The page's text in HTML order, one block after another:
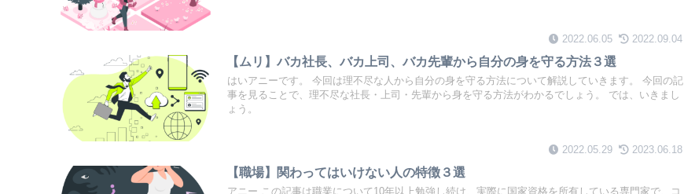
2022.06.05 2022.09.04
【ムリ】バカ社長、バカ上司、バカ先輩から自分の身を守る方法３選
はいアニーです。 今回は理不尽な人から自分の身を守る方法について解説していきます。 今回の記
事を見ることで、理不尽な社長・上司・先輩から身を守る方法がわかるでしょう。 では、いきまし
ょう。
2022.05.29 2023.06.18
【職場】関わってはいけない人の特徴３選